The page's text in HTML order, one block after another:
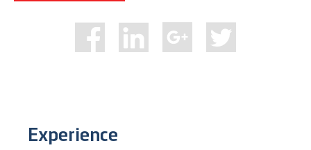
Experience